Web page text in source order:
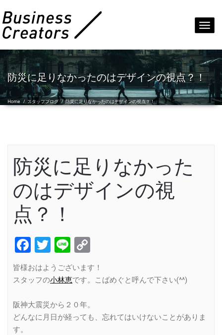
防災に足りなかったのはデザインの視点？！
Home / スタッフブログ /防災に足りなかったのはデザインの視点？！
防災に足りなかった
のはデザインの視
点？！
Facebook
Twitter
Line
Link
皆様おはようございます！
スタッフの小林恵です。こばめぐと呼んで下さい(^^)
阪神大震災から２０年。
どんなに月日が経っても、忘れてはいけないことがありま
す。